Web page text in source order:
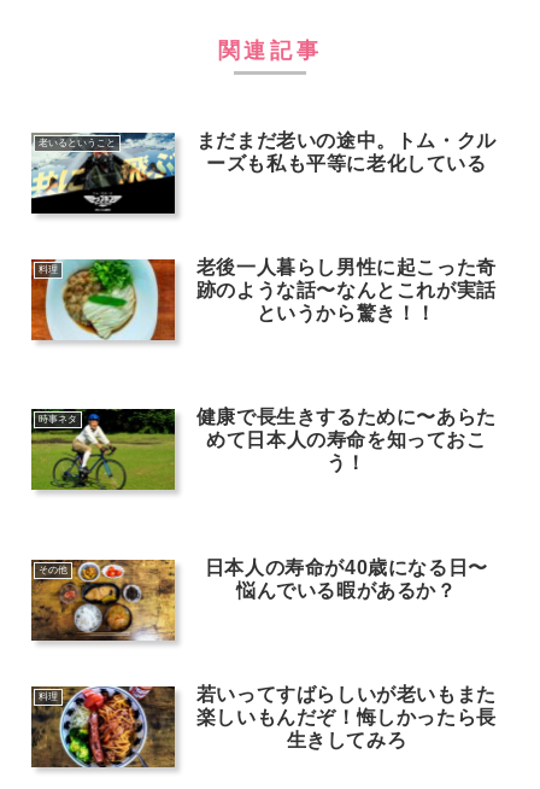
関連記事
老いるということ
まだまだ老いの途中。トム・クル
ーズも私も平等に老化している
料理
老後一人暮らし男性に起こった奇
跡のような話〜なんとこれが実話
というから驚き！！
時事ネタ
健康で長生きするために〜あらた
めて日本人の寿命を知っておこ
う！
その他
日本人の寿命が40歳になる日〜
悩んでいる暇があるか？
料理
若いってすばらしいが老いもまた
楽しいもんだぞ！悔しかったら長
生きしてみろ